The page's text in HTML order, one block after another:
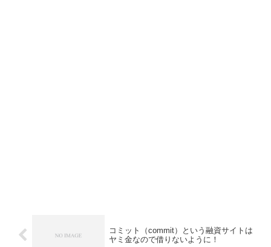
コミット（commit）という融資サイトは
ヤミ金なので借りないように！